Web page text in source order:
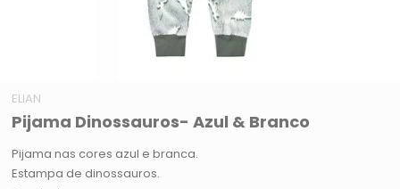
ELIAN
Pijama Dinossauros- Azul & Branco
Pijama nas cores azul e branca.
Estampa de dinossauros.